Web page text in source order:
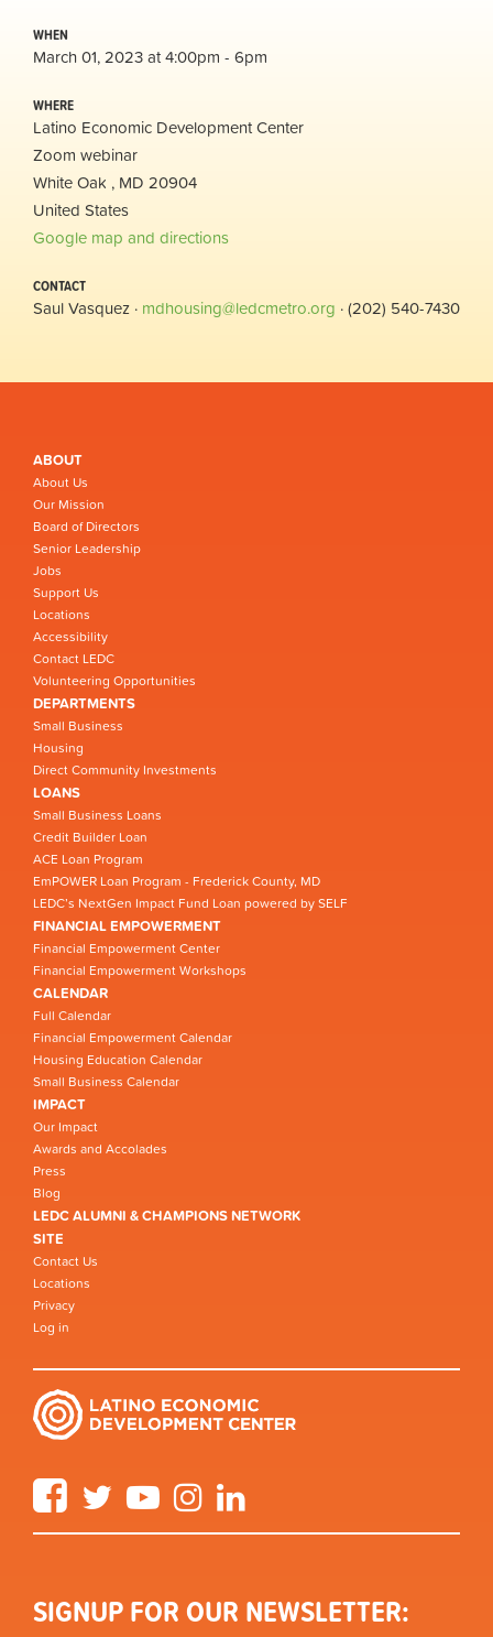
WHEN
March 01, 2023 at 4:00pm - 6pm
WHERE
Latino Economic Development Center
Zoom webinar
White Oak , MD 20904
United States
Google map and directions
CONTACT
Saul Vasquez · mdhousing@ledcmetro.org · (202) 540-7430
ABOUT
About Us
Our Mission
Board of Directors
Senior Leadership
Jobs
Support Us
Locations
Accessibility
Contact LEDC
Volunteering Opportunities
DEPARTMENTS
Small Business
Housing
Direct Community Investments
LOANS
Small Business Loans
Credit Builder Loan
ACE Loan Program
EmPOWER Loan Program - Frederick County, MD
LEDC’s NextGen Impact Fund Loan powered by SELF
FINANCIAL EMPOWERMENT
Financial Empowerment Center
Financial Empowerment Workshops
CALENDAR
Full Calendar
Financial Empowerment Calendar
Housing Education Calendar
Small Business Calendar
IMPACT
Our Impact
Awards and Accolades
Press
Blog
LEDC ALUMNI & CHAMPIONS NETWORK
SITE
Contact Us
Locations
Privacy
Log in
FacebookTwitter YouTube Instagram
SIGNUP FOR OUR NEWSLETTER: